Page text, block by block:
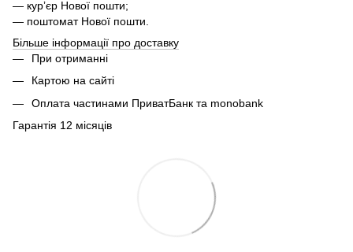
— курʼєр Нової пошти;
— поштомат Нової пошти.
Більше інформації про доставку
При отриманні
Картою на сайті
Оплата частинами ПриватБанк та monobank
Гарантія 12 місяців